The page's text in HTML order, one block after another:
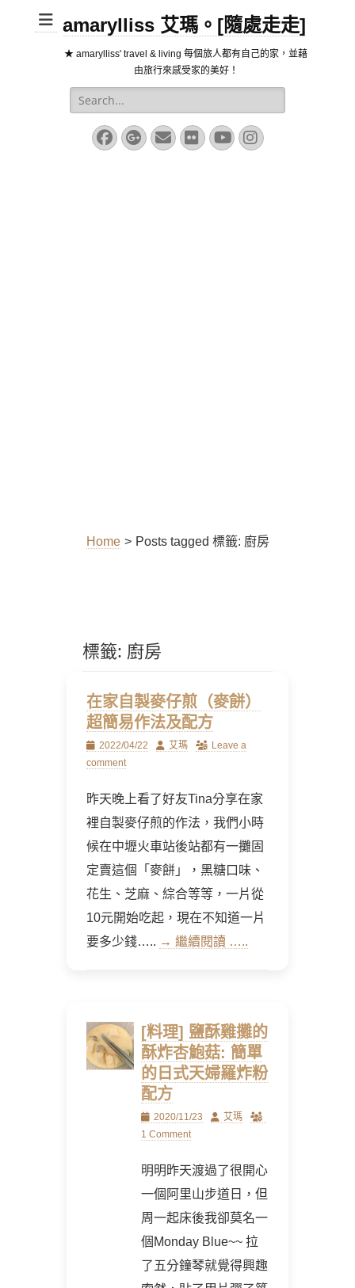
amarylliss 艾瑪。[隨處走走]
★ amarylliss' travel & living 每個旅人都有自己的家，並藉
由旅行來感受家的美好！
Search
for:
Facebook
Googleplus
EmailFlickrYouTube
Instagram
Home > Posts tagged 標籤: 廚房
標籤: 廚房
在家自製麥仔煎（麥餅）
超簡易作法及配方
Posted
on
2022/04/22 Author
艾瑪
Leave a
comment
昨天晚上看了好友Tina分享在家
裡自製麥仔煎的作法，我們小時
候在中壢火車站後站都有一攤固
定賣這個「麥餅」，黑糖口味、
花生、芝麻、綜合等等，一片從
10元開始吃起，現在不知道一片
要多少錢….. → 繼續閱讀 …..
[料理] 鹽酥雞攤的
酥炸杏鮑菇: 簡單
的日式天婦羅炸粉
配方
Posted
on
2020/11/23 Author
艾瑪
1 Comment
明明昨天渡過了很開心
一個阿里山步道日，但
周一起床後我卻莫名一
個Monday Blue~~ 拉
了五分鐘琴就覺得興趣